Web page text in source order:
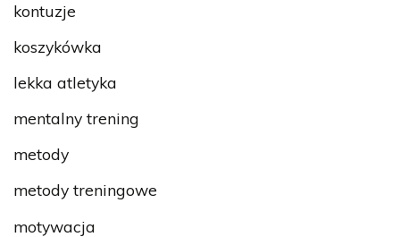
kontuzje
koszykówka
lekka atletyka
mentalny trening
metody
metody treningowe
motywacja